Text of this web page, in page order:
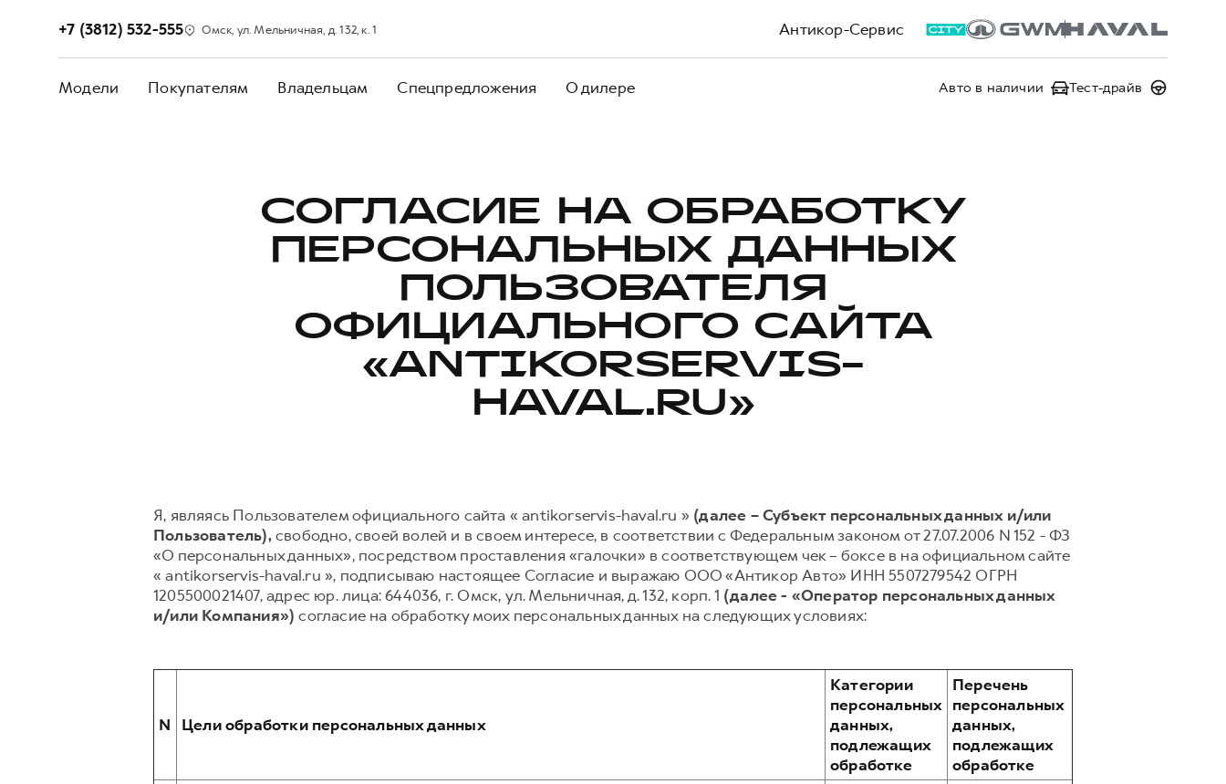
Антикор-Сервис
+7 (3812) 532-555 Омск, ул. Мельничная, д. 132, к. 1
Модели Покупателям Владельцам Спецпредложения О дилере Авто в наличии Тест-драйв
СОГЛАСИЕ НА ОБРАБОТКУ
ПЕРСОНАЛЬНЫХ ДАННЫХ
ПОЛЬЗОВАТЕЛЯ
ОФИЦИАЛЬНОГО САЙТА
«ANTIKORSERVIS-
HAVAL.RU»
Я, являясь Пользователем официального сайта « antikorservis-haval.ru » (далее – Субъект персональных данных и/или
Пользователь),свободно, своей волей и в своем интересе, в соответствии с Федеральным законом от 27.07.2006 N 152 - ФЗ
«О персональных данных», посредством проставления «галочки» в соответствующем чек – боксе в на официальном сайте
« antikorservis-haval.ru », подписываю настоящее Согласие и выражаю ООО «Антикор Авто» ИНН 5507279542 ОГРН
1205500021407, адрес юр. лица: 644036, г. Омск, ул. Мельничная, д. 132, корп. 1 (далее - «Оператор персональных данных
и/или Компания») согласие на обработку моих персональных данных на следующих условиях:
N Цели обработки персональных данных
Категории
персональных
данных,
подлежащих
обработке
Перечень
персональных
данных,
подлежащих
обработке